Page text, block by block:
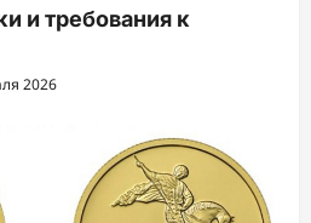
и требования к
2026